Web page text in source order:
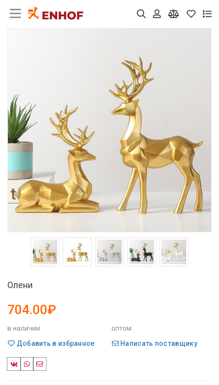
Олени
704.00₽
в наличии
оптом
Добавить в избранное
Написать поставщику